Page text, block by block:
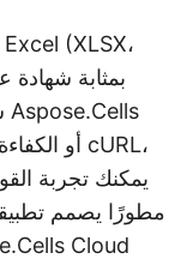
يمكنك تجربة
مطورًا يصمم